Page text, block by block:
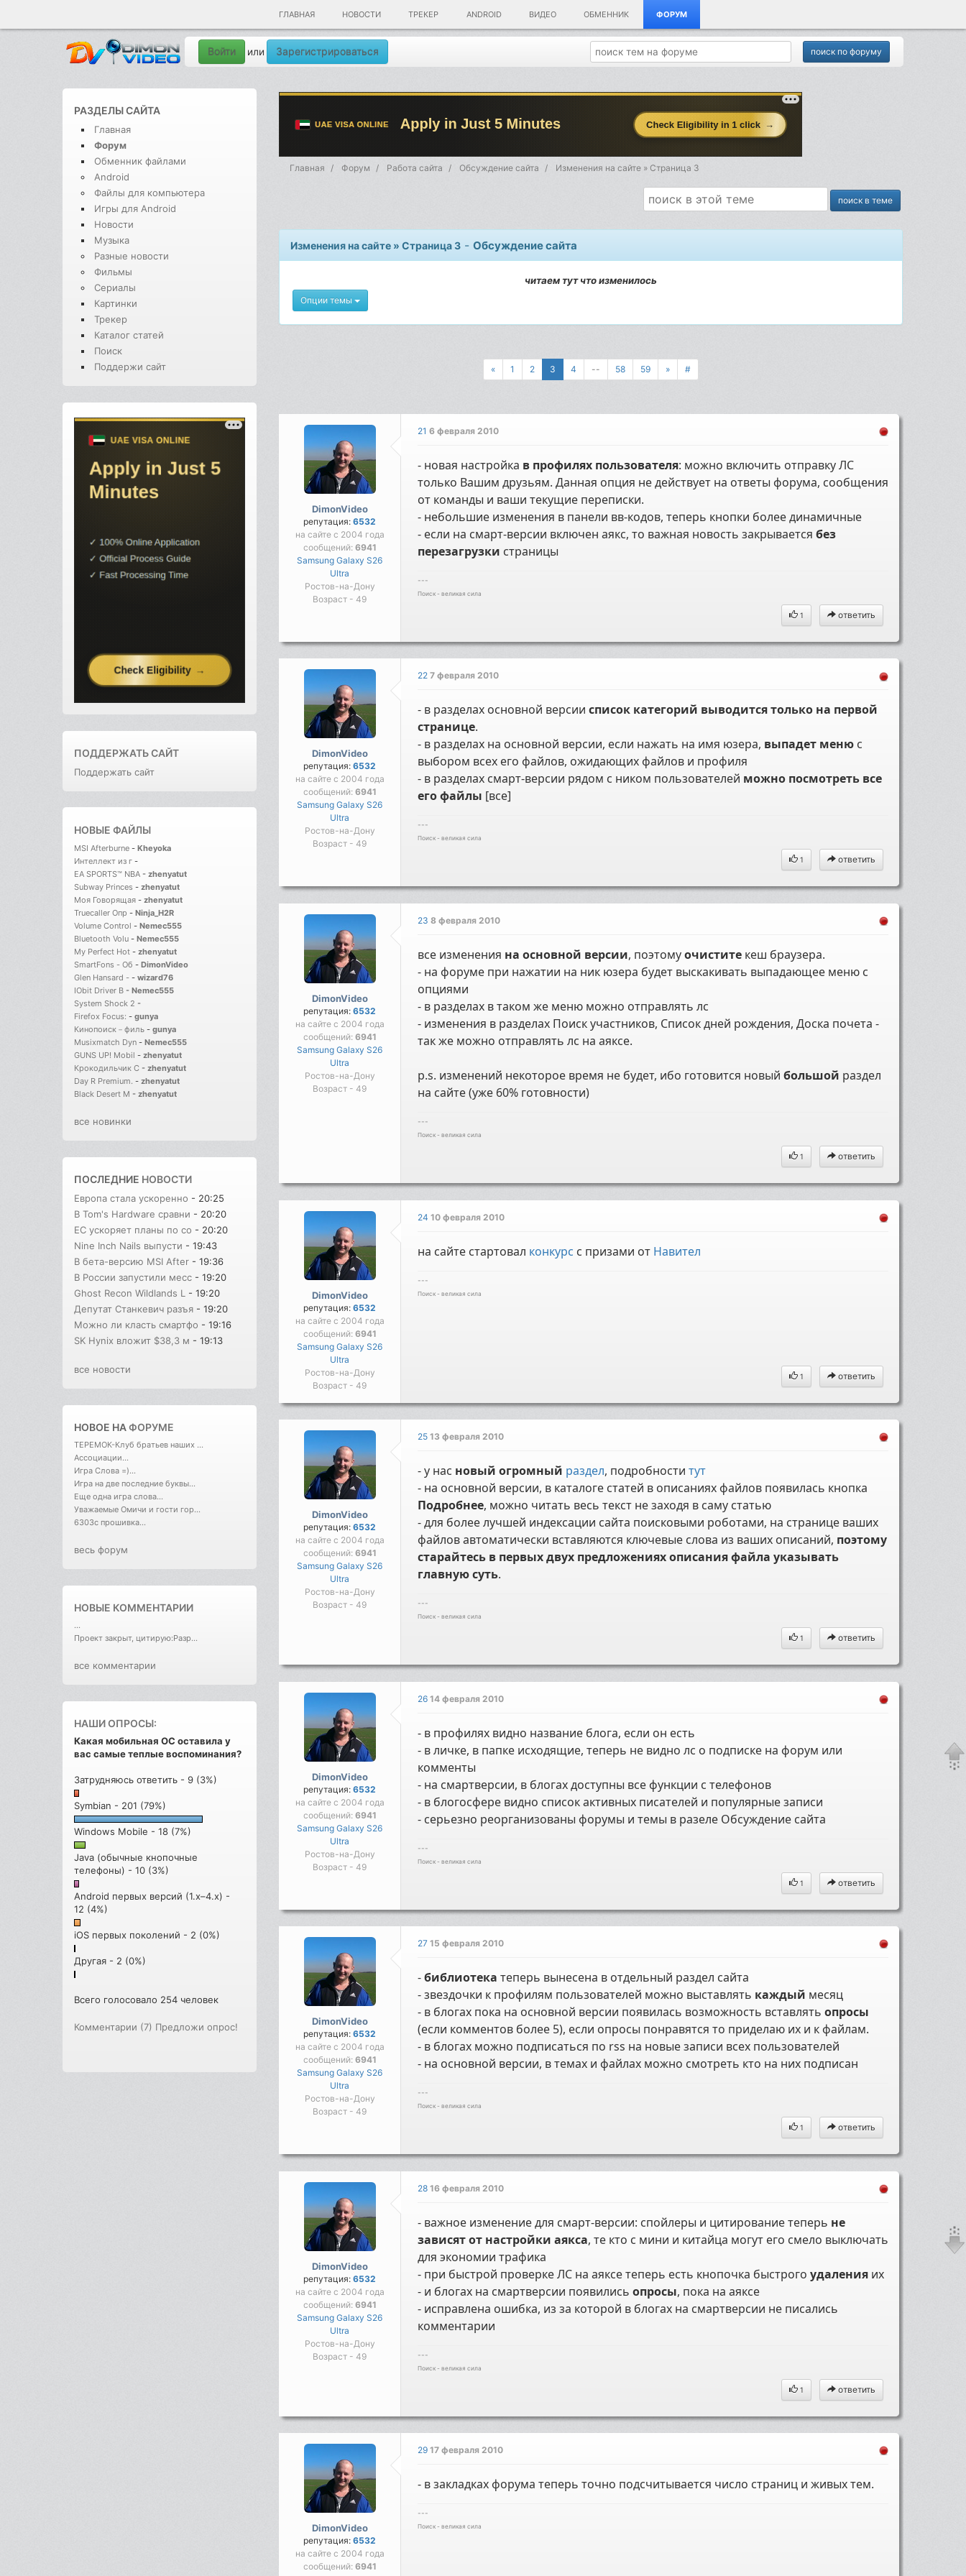
ГЛАВНАЯ НОВОСТИ ТРЕКЕР ANDROID ВИДЕО ОБМЕННИК ФОРУМ
Войти или Зарегистрироваться
РАЗДЕЛЫ САЙТА
Главная
Форум
Обменник файлами
Android
Файлы для компьютера
Игры для Android
Новости
Музыка
Разные новости
Фильмы
Сериалы
Картинки
Трекер
Каталог статей
Поиск
Поддержи сайт
ПОДДЕРЖАТЬ САЙТ
Поддержать сайт
НОВЫЕ ФАЙЛЫ
MSI Afterburne - Kheyoka
Интеллект из г -
EA SPORTS™ NBA - zhenyatut
Subway Princes - zhenyatut
Моя Говорящая - zhenyatut
Truecaller Опр - Ninja_H2R
Volume Control - Nemec555
Bluetooth Volu - Nemec555
My Perfect Hot - zhenyatut
SmartFons - Об - DimonVideo
Glen Hansard - - wizard76
IObit Driver B - Nemec555
System Shock 2 -
Firefox Focus: - gunya
Кинопоиск－филь - gunya
Musixmatch Dyn - Nemec555
GUNS UP! Mobil - zhenyatut
Крокодильчик С - zhenyatut
Day R Premium. - zhenyatut
Black Desert M - zhenyatut
все новинки
ПОСЛЕДНИЕ НОВОСТИ
Европа стала ускоренно - 20:25
В Tom's Hardware сравни - 20:20
ЕС ускоряет планы по со - 20:20
Nine Inch Nails выпусти - 19:43
В бета-версию MSI After - 19:36
В России запустили месс - 19:20
Ghost Recon Wildlands L - 19:20
Депутат Станкевич разъя - 19:20
Можно ли класть смартфо - 19:16
SK Hynix вложит $38,3 м - 19:13
все новости
НОВОЕ НАФОРУМЕ
ТЕРЕМОК-Клуб братьев наших ...
Ассоциации...
Игра Слова =)...
Игра на две последние буквы...
Еще одна игра слова...
Уважаемые Омичи и гости гор...
6303с прошивка...
весь форум
НОВЫЕ КОММЕНТАРИИ
...
Проект закрыт, цитирую:Разр...
все комментарии
НАШИ ОПРОСЫ:
Какая мобильная ОС оставила у
вас самые теплые воспоминания?
Затрудняюсь ответить - 9 (3%)
Symbian - 201 (79%)
Windows Mobile - 18 (7%)
Java (обычные кнопочные
телефоны) - 10 (3%)
Android первых версий (1.x–4.x) -
12 (4%)
iOS первых поколений - 2 (0%)
Другая - 2 (0%)
Всего голосовало 254 человек
Комментарии (7) Предложи опрос!
Главная Форум Работа сайта Обсуждение сайта Изменения на сайте » Страница 3
Изменения на сайте » Страница 3 -Обсуждение сайта
читаем тут что изменилось
Опции темы
« 1 2 3 4 -- 58 59 » #
DimonVideo
репутация:6532
на сайте с 2004 года
сообщений: 6941
Samsung Galaxy S26
Ultra
Ростов-на-Дону
Возраст - 49
21 6 февраля 2010
- новая настройка в профилях пользователя: можно включить отправку ЛС
только Вашим друзьям. Данная опция не действует на ответы форума, сообщения
от команды и ваши текущие переписки.
- небольшие изменения в панели вв-кодов, теперь кнопки более динамичные
- если на смарт-версии включен аякс, то важная новость закрывается без
перезагрузки страницы
---
Поиск - великая сила
1 ответить
DimonVideo
репутация:6532
на сайте с 2004 года
сообщений: 6941
Samsung Galaxy S26
Ultra
Ростов-на-Дону
Возраст - 49
22 7 февраля 2010
- в разделах основной версии список категорий выводится только на первой
странице.
- в разделах на основной версии, если нажать на имя юзера, выпадет менюс
выбором всех его файлов, ожидающих файлов и профиля
- в разделах смарт-версии рядом с ником пользователей можно посмотреть все
его файлы [все]
---
Поиск - великая сила
1 ответить
DimonVideo
репутация:6532
на сайте с 2004 года
сообщений: 6941
Samsung Galaxy S26
Ultra
Ростов-на-Дону
Возраст - 49
23 8 февраля 2010
все изменения на основной версии, поэтомуочиститекеш браузера.
- на форуме при нажатии на ник юзера будет выскакивать выпадающее меню с
опциями
- в разделах в таком же меню можно отправлять лс
- изменения в разделах Поиск участников, Список дней рождения, Доска почета -
так же можно отправлять лс на аяксе.
p.s. изменений некоторое время не будет, ибо готовится новый большой раздел
на сайте (уже 60% готовности)
---
Поиск - великая сила
1 ответить
DimonVideo
репутация:6532
на сайте с 2004 года
сообщений: 6941
Samsung Galaxy S26
Ultra
Ростов-на-Дону
Возраст - 49
24 10 февраля 2010
на сайте стартовал конкурс с призами от Навител
---
Поиск - великая сила
1 ответить
DimonVideo
репутация:6532
на сайте с 2004 года
сообщений: 6941
Samsung Galaxy S26
Ultra
Ростов-на-Дону
Возраст - 49
25 13 февраля 2010
- у нас новый огромный раздел, подробности тут
- на основной версии, в каталоге статей в описаниях файлов появилась кнопка
Подробнее, можно читать весь текст не заходя в саму статью
- для более лучшей индексации сайта поисковыми роботами, на странице ваших
файлов автоматически вставляются ключевые слова из ваших описаний, поэтому
старайтесь в первых двух предложениях описания файла указывать
главную суть.
---
Поиск - великая сила
1 ответить
DimonVideo
репутация:6532
на сайте с 2004 года
сообщений: 6941
Samsung Galaxy S26
Ultra
Ростов-на-Дону
Возраст - 49
26 14 февраля 2010
- в профилях видно название блога, если он есть
- в личке, в папке исходящие, теперь не видно лс о подписке на форум или
комменты
- на смартверсии, в блогах доступны все функции с телефонов
- в блогосфере видно список активных писателей и популярные записи
- серьезно реорганизованы форумы и темы в разеле Обсуждение сайта
---
Поиск - великая сила
1 ответить
DimonVideo
репутация:6532
на сайте с 2004 года
сообщений: 6941
Samsung Galaxy S26
Ultra
Ростов-на-Дону
Возраст - 49
27 15 февраля 2010
-библиотека теперь вынесена в отдельный раздел сайта
- звездочки к профилям пользователей можно выставлять каждый месяц
- в блогах пока на основной версии появилась возможность вставлять опросы
(если комментов более 5), если опросы понравятся то приделаю их и к файлам.
- в блогах можно подписаться по rss на новые записи всех пользователей
- на основной версии, в темах и файлах можно смотреть кто на них подписан
---
Поиск - великая сила
1 ответить
DimonVideo
репутация:6532
на сайте с 2004 года
сообщений: 6941
Samsung Galaxy S26
Ultra
Ростов-на-Дону
Возраст - 49
28 16 февраля 2010
- важное изменение для смарт-версии: спойлеры и цитирование теперь не
зависят от настройки аякса, те кто с мини и китайца могут его смело выключать
для экономии трафика
- при быстрой проверке ЛС на аяксе теперь есть кнопочка быстрого удаленияих
- и блогах на смартверсии появились опросы, пока на аяксе
- исправлена ошибка, из за которой в блогах на смартверсии не писались
комментарии
---
Поиск - великая сила
1 ответить
DimonVideo
репутация:6532
на сайте с 2004 года
сообщений: 6941
29 17 февраля 2010
- в закладках форума теперь точно подсчитывается число страниц и живых тем.
---
Поиск - великая сила